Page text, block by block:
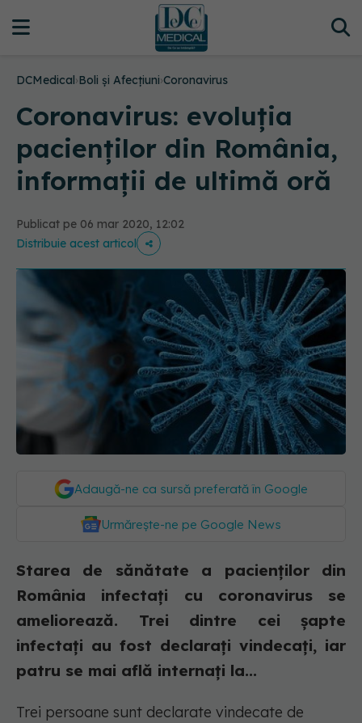
DCMedical›Boli și Afecțiuni›Coronavirus
Coronavirus: evoluția
pacienților din România,
informații de ultimă oră
Publicat pe 06 mar 2020, 12:02
Distribuie acest articol
Adaugă-ne ca sursă preferată în Google
Urmărește-ne pe Google News
Starea de sănătate a pacienților din
România infectați cu coronavirus se
ameliorează. Trei dintre cei șapte
infectați au fost declarați vindecați, iar
patru se mai află internați la...
Trei persoane sunt declarate vindecate de